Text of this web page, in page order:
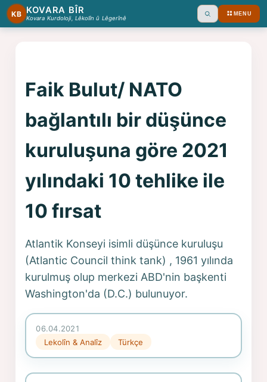
KB KOVARA BÎR
Kovara Kurdoloji, Lêkolîn û Lêgerînê Ara MENU
Faik Bulut/ NATO
bağlantılı bir düşünce
kuruluşuna göre 2021
yılındaki 10 tehlike ile
10 fırsat
Atlantik Konseyi isimli düşünce kuruluşu
(Atlantic Council think tank) , 1961 yılında
kurulmuş olup merkezi ABD'nin başkenti
Washington'da (D.C.) bulunuyor.
06.04.2021
Lekolîn & Analîz
Türkçe